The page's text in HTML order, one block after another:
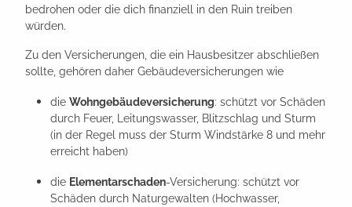
bedrohen oder die dich finanziell in den Ruin treiben
würden.
Zu den Versicherungen, die ein Hausbesitzer abschließen
sollte, gehören daher Gebäudeversicherungen wie
die Wohngebäudeversicherung: schützt vor Schäden
durch Feuer, Leitungswasser, Blitzschlag und Sturm
(in der Regel muss der Sturm Windstärke 8 und mehr
erreicht haben)
die Elementarschaden-Versicherung: schützt vor
Schäden durch Naturgewalten (Hochwasser,